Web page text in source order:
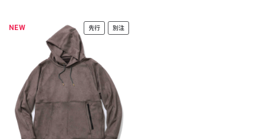
NEW 先行 別注